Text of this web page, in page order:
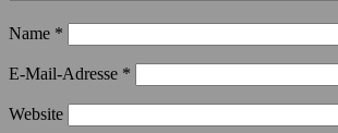
Name *
E-Mail-Adresse *
Website